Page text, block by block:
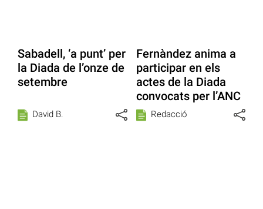
Sabadell, ‘a punt’ per
la Diada de l’onze de
setembre
David B.
Fernàndez anima a
participar en els
actes de la Diada
convocats per l’ANC
Redacció